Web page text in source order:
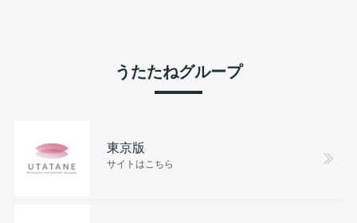
うたたねグループ
東京版
サイトはこちら